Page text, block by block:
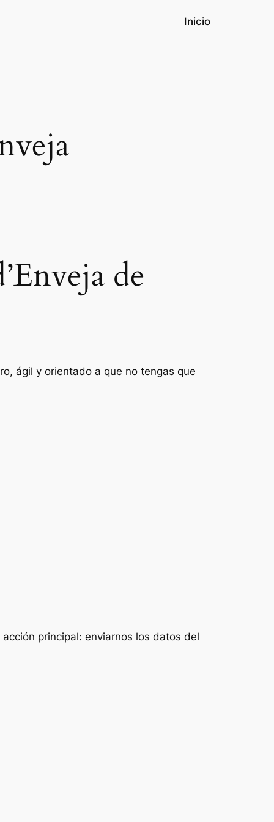
Inicio
de
ágil y orientado a que no tengas que
principal: enviarnos los datos del